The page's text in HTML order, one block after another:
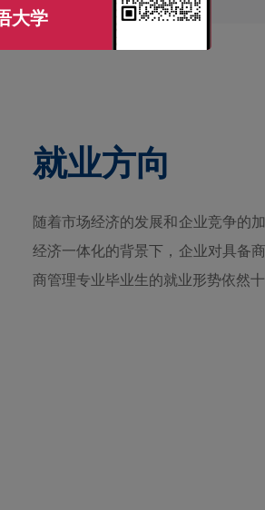
就业方向
随着市场经济的发展和企业竞争的
经济一体化的背景下，企业对具备
商管理专业毕业生的就业形势依然十
大学